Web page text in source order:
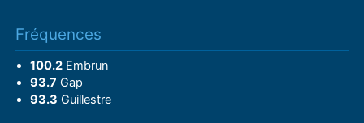
Fréquences
100.2Embrun
93.7 Gap
93.3 Guillestre